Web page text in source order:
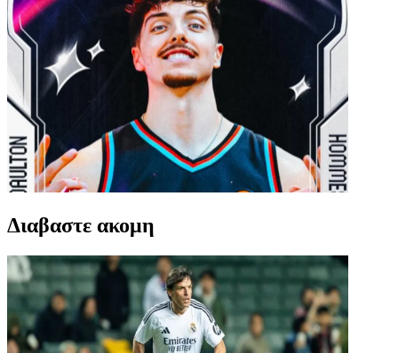
Διαβαστε ακομη